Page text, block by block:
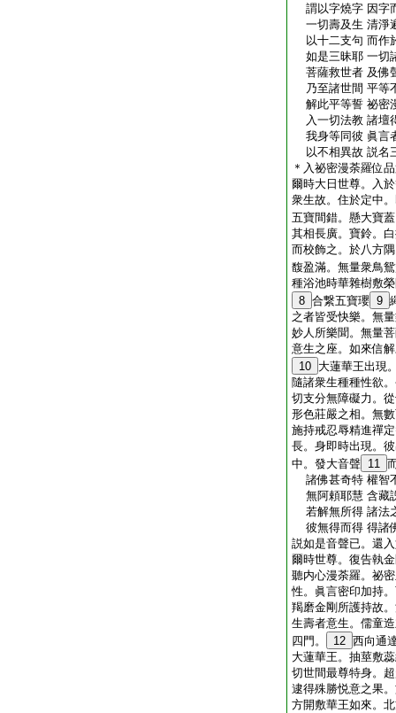
謂以字燒字 因字
一切壽及生 清淨
以十二支句 而作
如是三昧耶 一切
菩薩救世者 及佛
乃至諸世間 平等
解此平等誓 祕密
入一切法教 諸壇
我身等同彼 眞言
以不相異故 説名
＊入祕密漫荼羅位
爾時大日世尊。入
衆生故。住於定中
五寶間錯。懸大寶
其相長廣。寶鈴。
而校飾之。於八方
馥盈滿。無量衆鳥
種浴池時華雜樹敷
8 合繋五寶瓔 9
之者皆受快樂。無
妙人所樂聞。無量
意生之座。如來信
10 大蓮華王出現
隨諸衆生種種性欲
切支分無障礙力。
形色莊嚴之相。無
施持戒忍辱精進禪
長。身即時出現。
中。發大音聲 11
諸佛甚奇特 權智
無阿頼耶慧 含藏
若解無所得 諸法
彼無得而得 得諸
説如是音聲已。還
爾時世尊。復告執
聽内心漫荼羅。祕
性。眞言密印加持
羯磨金剛所護持故
生壽者意生。儒童
四門。
12 西向通
大蓮華王。抽莖敷
切世間最尊特身。
逮得殊勝悦意之果
方開敷華王如來。